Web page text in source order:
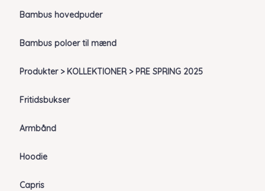
Bambus hovedpuder
Bambus poloer til mænd
Produkter > KOLLEKTIONER > PRE SPRING 2025
Fritidsbukser
Armbånd
Hoodie
Capris